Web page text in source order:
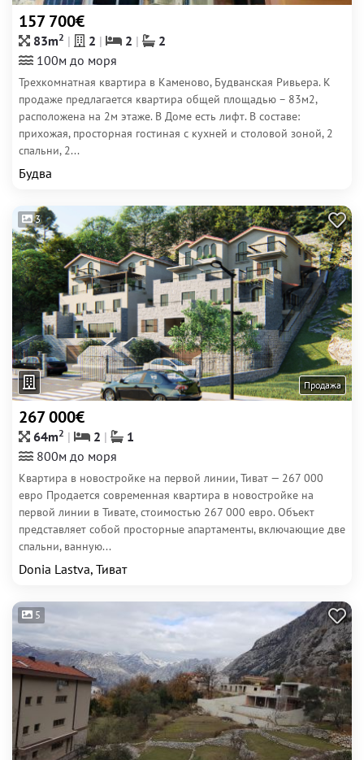
157 700€
83m2 2 2
2
100м до моря
Трехкомнатная квартира в Каменово, Будванская Ривьера. К
продаже предлагается квартира общей площадью – 83м2,
расположена на 2м этаже. В Доме есть лифт. В составе:
прихожая, просторная гостиная с кухней и столовой зоной, 2
спальни, 2...
Будва
3
Продажа
267 000€
64m2 2
1
800м до моря
Квартира в новостройке на первой линии, Тиват — 267 000
евро Продается современная квартира в новостройке на
первой линии в Тивате, стоимостью 267 000 евро. Объект
представляет собой просторные апартаменты, включающие две
спальни, ванную...
Donia Lastva, Тиват
5